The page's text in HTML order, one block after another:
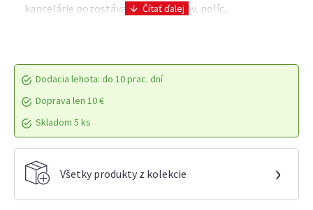
kancelárie pozostáva zo sady stolov, políc,
Dodacia lehota: do 10 prac. dní
Doprava len 10 €
Skladom 5 ks
Všetky produkty z kolekcie ›